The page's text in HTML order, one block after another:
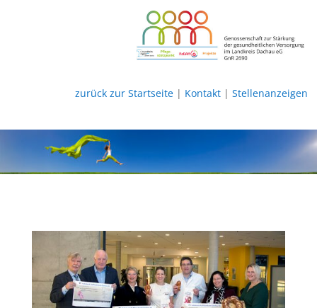
zurück zur Startseite| Kontakt| Stellenanzeigen